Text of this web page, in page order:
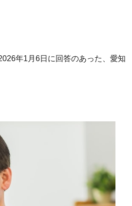
年1月6日に回答のあった、愛知